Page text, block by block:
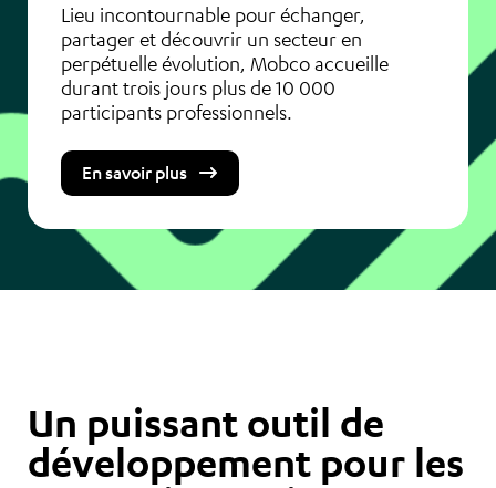
Lieu incontournable pour échanger,
partager et découvrir un secteur en
perpétuelle évolution, Mobco accueille
durant trois jours plus de 10 000
participants professionnels.
En savoir plus
Un puissant outil de
développement pour les